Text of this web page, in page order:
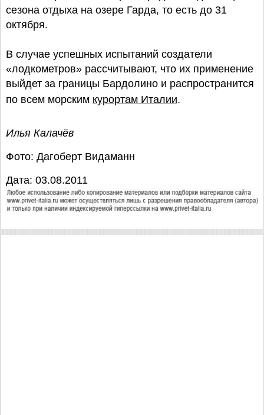
сезона отдыха на озере Гарда, то есть до 31
октября.
В случае успешных испытаний создатели
«лодкометров» рассчитывают, что их применение
выйдет за границы Бардолино и распространится
по всем морским курортам Италии.
Илья Калачёв
Фото: Дагоберт Видаманн
Дата: 03.08.2011